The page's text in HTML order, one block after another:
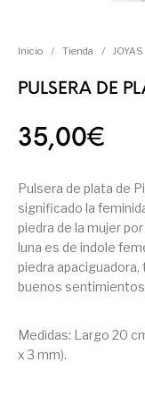
Inicio / Tienda / JOYAS
PULSERA DE
35,00€
Pulsera de plata de
significado la
piedra de la mujer
luna es de indole
piedra
buenos
Medidas: Largo 20
x 3 mm).